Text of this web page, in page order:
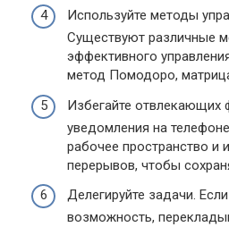
Используйте методы
Существуют различные
эффективного
метод Помодоро,
Избегайте отвлекающих
уведомления на
рабочее пространство и
перерывов, чтобы
Делегируйте задачи.
возможность,